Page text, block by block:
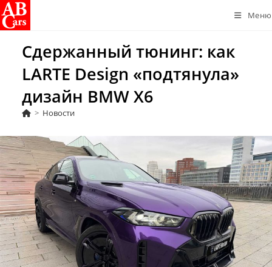
Перейти
к
Меню
Сдержанный тюнинг: как
LARTE Design «подтянула»
дизайн BMW X6
> Новости